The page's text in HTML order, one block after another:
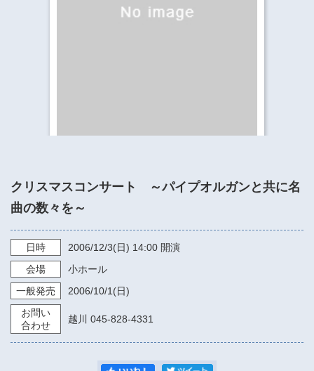
クリスマスコンサート ～パイプオルガンと共に名
曲の数々を～
日時 2006/12/3(日) 14:00 開演
会場
小ホール
一般発売
2006/10/1 (日)
お問い
合わせ
越川 045-828-4331